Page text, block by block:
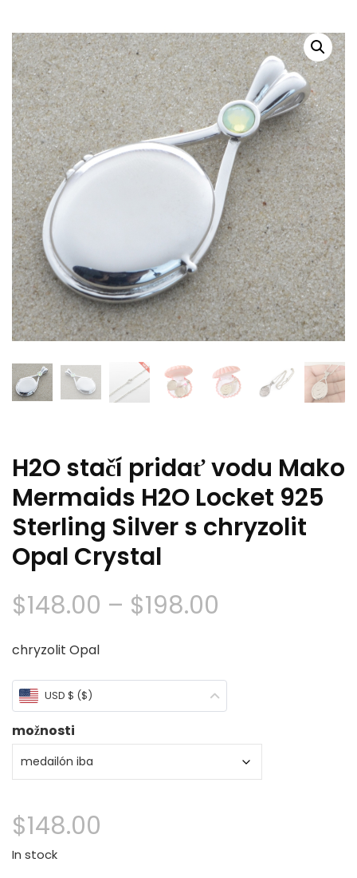
H2O stačí pridať vodu Mako
Mermaids H2O Locket 925
Sterling Silver s chryzolit
Opal Crystal
$148.00 – $198.00
$148.00
cez
$198.00
chryzolit Opal
USD $ ($)
možnosti
$148.00
In stock